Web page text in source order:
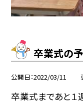
卒業式の
公開日 2022/03/11
卒業式まであと１